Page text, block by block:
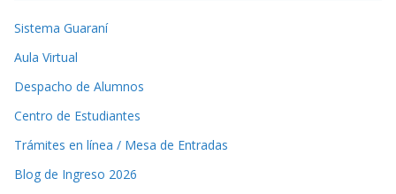
Sistema Guaraní
Aula Virtual
Despacho de Alumnos
Centro de Estudiantes
Trámites en línea / Mesa de Entradas
Blog de Ingreso 2026